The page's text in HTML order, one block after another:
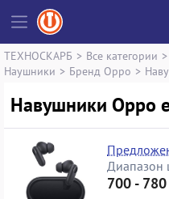
ТЕХНОСКАРБ > Все категории >
Наушники > Бренд Oppo >
Навушники Oppo
Диапазон
700 -